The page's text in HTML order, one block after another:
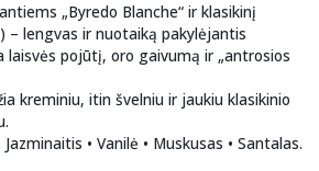
„Byredo Blanche“ ir klasikinį
– lengvas ir nuotaiką pakylėjantis
laisvės pojūtį, oro gaivumą ir „antrosios
kreminiu, itin švelniu ir jaukiu klasikinio
• Vanilė • Muskusas • Santalas.